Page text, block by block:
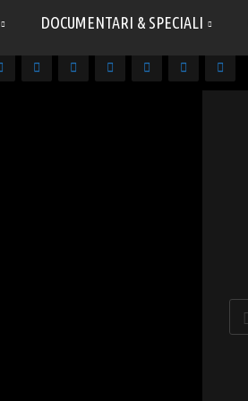
DOCUMENTARI & SPECIALI